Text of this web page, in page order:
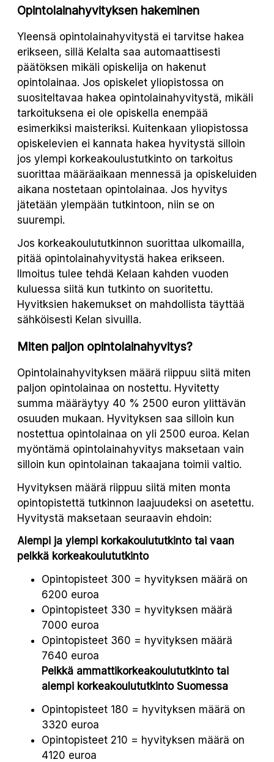
Opintolainahyvityksen hakeminen
Yleensä opintolainahyvitystä ei tarvitse hakea
erikseen, sillä Kelalta saa automaattisesti
päätöksen mikäli opiskelija on hakenut
opintolainaa. Jos opiskelet yliopistossa on
suositeltavaa hakea opintolainahyvitystä, mikäli
tarkoituksena ei ole opiskella enempää
esimerkiksi maisteriksi. Kuitenkaan yliopistossa
opiskelevien ei kannata hakea hyvitystä silloin
jos ylempi korkeakoulustutkinto on tarkoitus
suorittaa määräaikaan mennessä ja opiskeluiden
aikana nostetaan opintolainaa. Jos hyvitys
jätetään ylempään tutkintoon, niin se on
suurempi.
Jos korkeakoulututkinnon suorittaa ulkomailla,
pitää opintolainahyvitystä hakea erikseen.
Ilmoitus tulee tehdä Kelaan kahden vuoden
kuluessa siitä kun tutkinto on suoritettu.
Hyvitksien hakemukset on mahdollista täyttää
sähköisesti Kelan sivuilla.
Miten paljon opintolainahyvitys?
Opintolainahyvityksen määrä riippuu siitä miten
paljon opintolainaa on nostettu. Hyvitetty
summa määräytyy 40 % 2500 euron ylittävän
osuuden mukaan. Hyvityksen saa silloin kun
nostettua opintolainaa on yli 2500 euroa. Kelan
myöntämä opintolainahyvitys maksetaan vain
silloin kun opintolainan takaajana toimii valtio.
Hyvityksen määrä riippuu siitä miten monta
opintopistettä tutkinnon laajuudeksi on asetettu.
Hyvitystä maksetaan seuraavin ehdoin:
Alempi ja ylempi korkakoulututkinto tai vaan
pelkkä korkeakoulututkinto
Opintopisteet 300 = hyvityksen määrä on
6200 euroa
Opintopisteet 330 = hyvityksen määrä
7000 euroa
Opintopisteet 360 = hyvityksen määrä
7640 euroa
Pelkkä ammattikorkeakoulututkinto tai
alempi korkeakoulututkinto Suomessa
Opintopisteet 180 = hyvityksen määrä on
3320 euroa
Opintopisteet 210 = hyvityksen määrä on
4120 euroa